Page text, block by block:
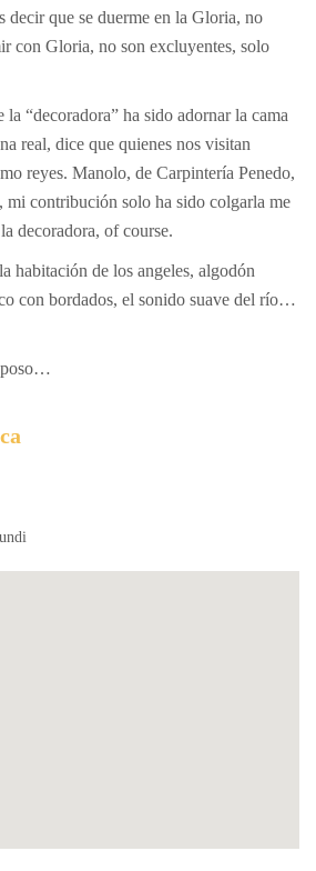
decir que se duerme en la Gloria, no
con Gloria, no son excluyentes, solo
“decoradora” ha sido adornar la cama
real, dice que quienes nos visitan
reyes. Manolo, de Carpintería Penedo,
mi contribución solo ha sido colgarla me
decoradora, of course.
habitación de los angeles, algodón
con bordados, el sonido suave del río…